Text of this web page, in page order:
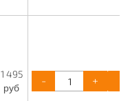
1 495
руб
- +